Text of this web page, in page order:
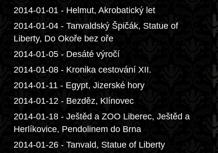
2014-01-01 - Helmut, Akrobatický let
2014-01-04 - Tanvaldský Špičák, Statue of
Liberty, Do Okoře bez oře
2014-01-05 - Desáté výročí
2014-01-08 - Kronika cestování XII.
2014-01-11 - Egypt, Jizerské hory
2014-01-12 - Bezděz, Klínovec
2014-01-18 - Ještěd a ZOO Liberec, Ještěd a
Herlíkovice, Pendolinem do Brna
2014-01-26 - Tanvald, Statue of Liberty